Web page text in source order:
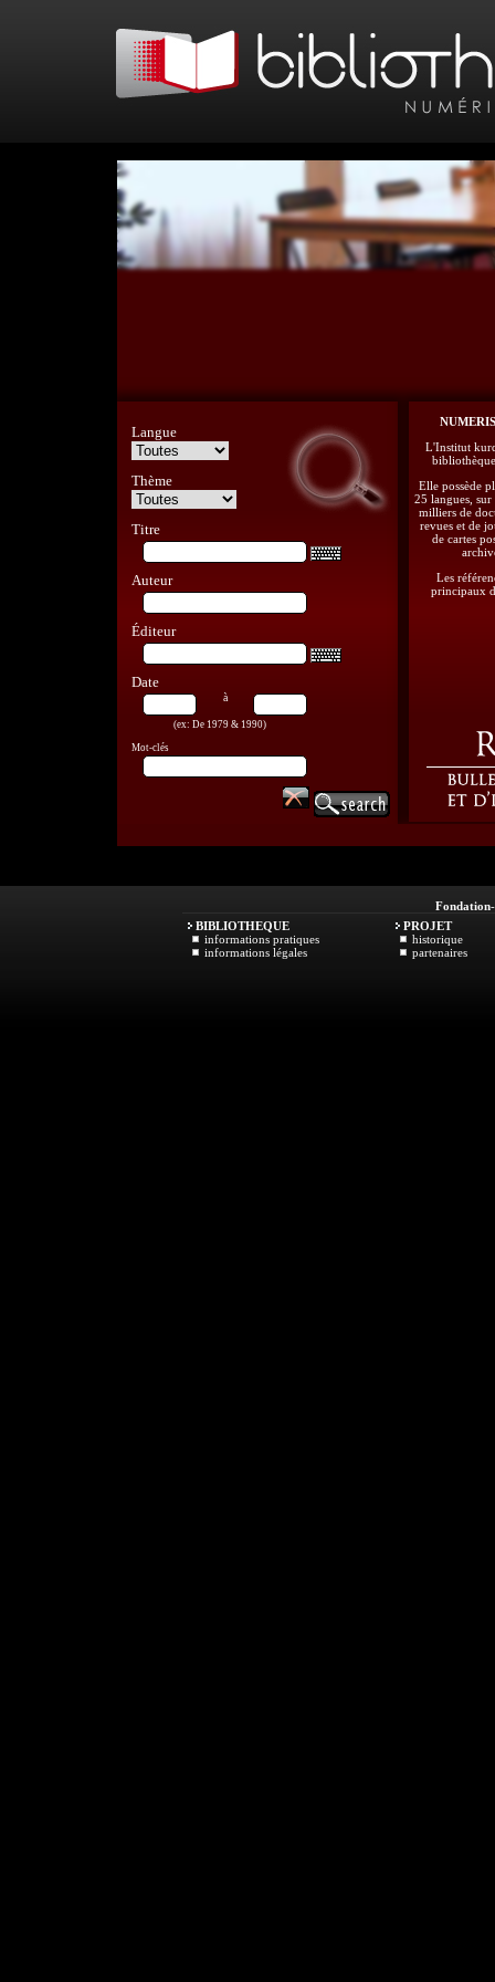
Langue
Thème
Titre
Auteur
Éditeur
Date
à
(ex: De 1979 & 1990)
Mot-clés
L'Institut
Elle possède
25 langues, sur
milliers de
revues et de
de cartes
Les
principaux
— 10 —
Les Femmes en Iran :
Pressions sociales et stratégies
L'Harmattan-1998-01-01
Fondation
BIBLIOTHEQUE
informations pratiques
informations légales
PROJET
historique
partenaires